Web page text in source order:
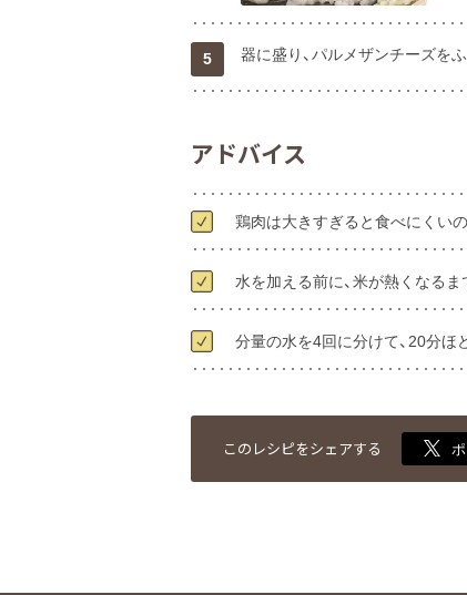
5 器に盛り、パルメザンチーズを
アドバイス
鶏肉は大きすぎると食べにくい
水を加える前に、米が熱くなる
分量の水を4回に分けて、20分ほ
このレシピをシェアする